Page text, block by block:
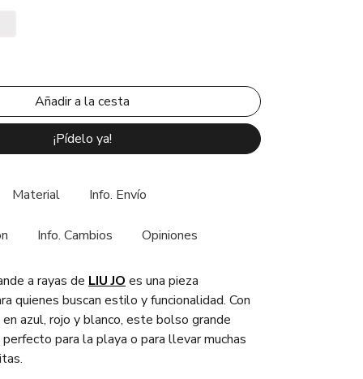
¡Pídelo ya!
Material Info. Envío
Info. Cambios Opiniones
a rayas de LIU JO es una pieza
quienes buscan estilo y funcionalidad. Con
en azul, rojo y blanco, este bolso grande
para la playa o para llevar muchas